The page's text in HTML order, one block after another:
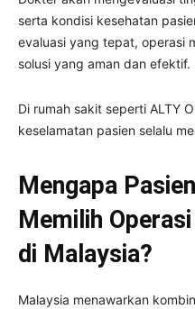
serta kondisi kesehatan
evaluasi yang tepat, operasi
solusi yang aman dan efektif.
Di rumah sakit seperti ALTY
keselamatan pasien selalu
Mengapa
Memilih
di Malaysia?
Malaysia menawarkan